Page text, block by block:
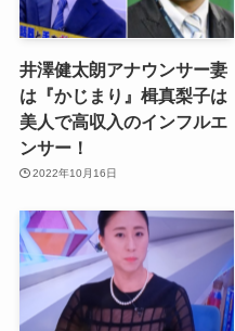
井澤健太朗アナウンサー妻
は『かじまり』楫真梨子は
美人で高収入のインフルエ
ンサー！
2022年10月16日